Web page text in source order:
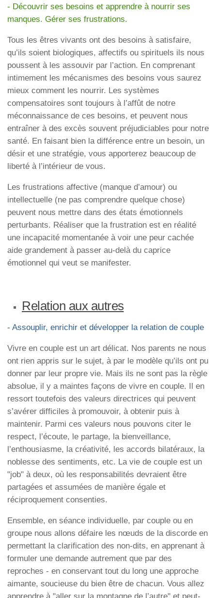
- Découvrir ses besoins et apprendre à nourrir ses
manques. Gérer ses frustrations.
Tous les êtres vivants ont des besoins à satisfaire,
qu’ils soient biologiques, affectifs ou spirituels ils nous
poussent à les assouvir par l’action. En comprenant
intimement les mécanismes des besoins vous saurez
mieux comment les nourrir. Les systèmes
compensatoires sont toujours à l’affût de notre
méconnaissance de ces besoins, et peuvent nous
entraîner à des excès souvent préjudiciables pour notre
santé. En faisant bien la différence entre un besoin, un
désir et une stratégie, vous apporterez beaucoup de
liberté à l’intérieur de vous.
Les frustrations affective (manque d’amour) ou
intellectuelle (ne pas comprendre quelque chose)
peuvent nous mettre dans des états émotionnels
perturbants. Réaliser que la frustration est en réalité
une incapacité momentanée à voir une peur cachée
aide grandement à passer au-delà du caprice
émotionnel qui veut se manifester.
Relation aux autres
- Assouplir, enrichir et développer la relation de couple
Vivre en couple est un art délicat. Nos parents ne nous
ont rien appris sur le sujet, à par le modèle qu’ils ont pu
donner par leur propre vie. Mais ils ne sont pas la règle
absolue, il y a maintes façons de vivre en couple. Il en
ressort toutefois des valeurs directrices qui peuvent
s’avérer difficiles à promouvoir, à obtenir puis à
maintenir. Parmi ces valeurs nous pouvons citer le
respect, l’écoute, le partage, la bienveillance,
l’enthousiasme, la créativité, les accords bilatéraux, la
noblesse des sentiments, etc. La vie de couple est un
"job" à deux, où les responsabilités devraient être
partagées et assumées de manière égale et
réciproquement consenties.
Ensemble, en séance individuelle, par couple ou en
groupe nous allons défaire les nœuds de la discorde en
permettant la clarification des non-dits, en apprenant à
formuler une demande autrement que par des
reproches - en conservant tout du long une approche
aimante, soucieuse du bien être de chacun. Vous allez
apprendre à "aller sur la montagne de l’autre" et peut-